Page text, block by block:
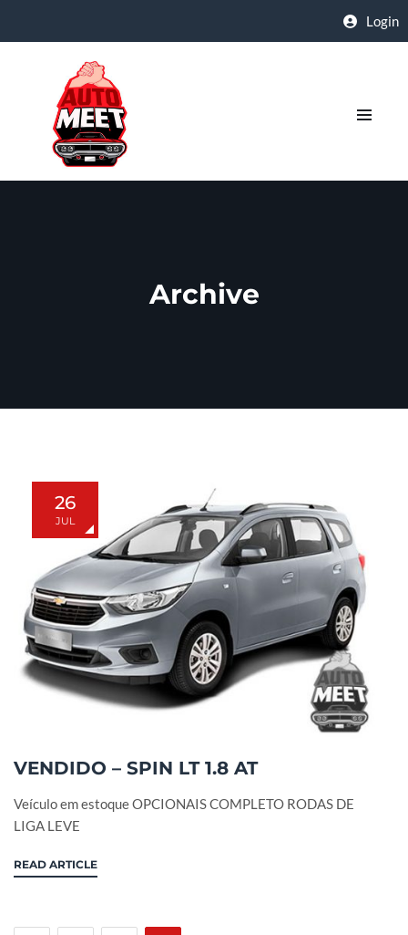
Login
Archive
26
JUL
VENDIDO – SPIN LT 1.8 AT
Veículo em estoque OPCIONAIS COMPLETO RODAS DE
LIGA LEVE
READ ARTICLE